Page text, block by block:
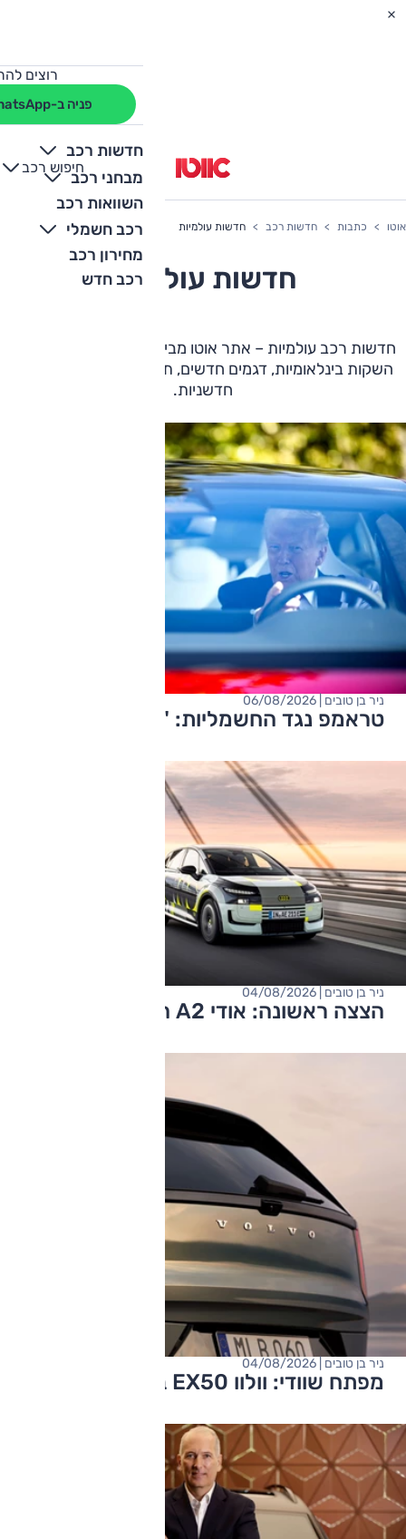
רוצים
פניה ב-WhatsApp
חדשות רכב
מבחני רכב
השוואות רכב
רכב חשמלי
מחירון רכב
רכב חדש
חיפוש רכב
+
-
אוטו כתבות חדשות רכב חדשות עולמיות
חדשות עולמיות
חדשות רכב עולמיות – אתר אוטו מביא לכם עדכונים מהעולם:
השקות בינלאומיות, דגמים חדשים, תערוכות רכב וטכנולוגיות
חדשניות.
טראמפ נגד החשמליות: "הנהגים חולים"
ניר בן טובים | 06/08/2026
הצצה ראשונה: אודי A2 החדשה
ניר בן טובים | 04/08/2026
מפתח שוודי: וולוו EX50 בדרך?
ניר בן טובים | 04/08/2026